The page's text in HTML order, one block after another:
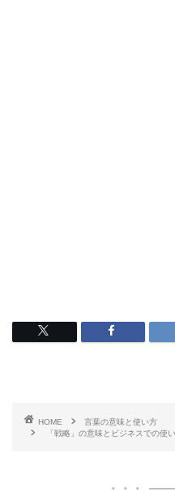
HOME
言葉の意味と使い方
「戦略」の意味とビジネスでの使